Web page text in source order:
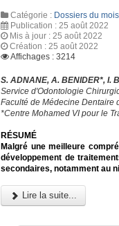
Catégorie : Dossiers du mois
Publication : 25 août 2022
Mis à jour : 25 août 2022
Création : 25 août 2022
Affichages : 3214
S. ADNANE, A. BENIDER*, I.
Service d'Odontologie
Faculté de Médecine Dentaire
*Centre Mohamed VI pour le
RÉSUMÉ
Malgré une meilleure
développement de
secondaires, notamment au
Lire la suite...